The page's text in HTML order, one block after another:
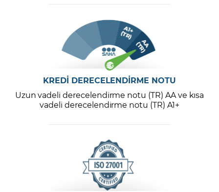
KREDİ DERECELENDİRME NOTU
Uzun vadeli derecelendirme notu (TR) AA ve kısa
vadeli derecelendirme notu (TR) A1+